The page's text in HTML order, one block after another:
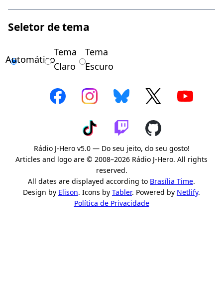
Seletor de tema
Automático
Tema
Claro
Tema
Escuro
Rádio J-Hero v5.0 — Do seu jeito, do seu gosto!
Articles and logo are © 2008–2026 Rádio J-Hero. All rights
reserved.
All dates are displayed according to Brasília Time.
Design by Elison. Icons by Tabler. Powered by Netlify.
Política de Privacidade